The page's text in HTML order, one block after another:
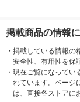
掲載商品の情報
・ 掲載している情報の
安全性、有用性を保
・ 現在ご覧になってい
れています。ページ
は、直接各ストアに